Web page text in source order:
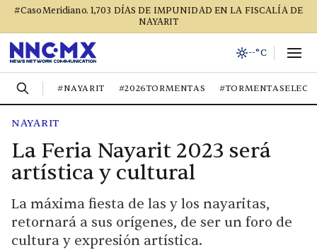
#CasoMeridiano. 1,703 DÍAS DE IMPUNIDAD EN LA FISCALÍA DE
NAYARIT
--°C
#NAYARIT #2026TORMENTAS
NAYARIT
La Feria Nayarit 2023 será
artística y cultural
La máxima fiesta de las y los nayaritas,
retornará a sus orígenes, de ser un foro de
cultura y expresión artística.